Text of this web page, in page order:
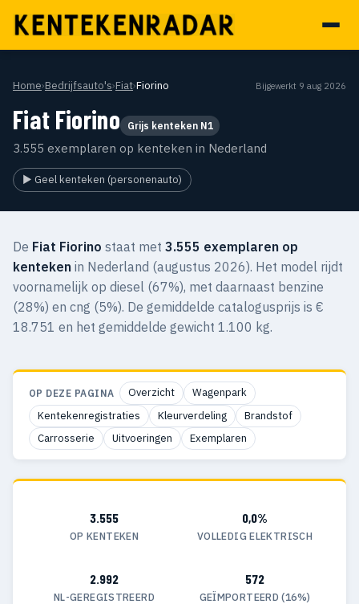
Home›Bedrijfsauto's›Fiat›Fiorino Bijgewerkt 9 aug 2026
Fiat Fiorino Grijs kenteken N1
3.555 exemplaren op kenteken in Nederland
▶ Geel kenteken (personenauto)
De Fiat Fiorino staat met 3.555 exemplaren op
kenteken in Nederland (augustus 2026). Het model rijdt
voornamelijk op diesel (67%), met daarnaast benzine
(28%) en cng (5%). De gemiddelde catalogusprijs is €
18.751 en het gemiddelde gewicht 1.100 kg.
OP DEZE PAGINA Overzicht
Wagenpark
Kentekenregistraties
Kleurverdeling
Brandstof
Carrosserie
Uitvoeringen Exemplaren
3.555
OP KENTEKEN
0,0%
VOLLEDIG ELEKTRISCH
2.992
NL-GEREGISTREERD
572
GEÏMPORTEERD (16%)